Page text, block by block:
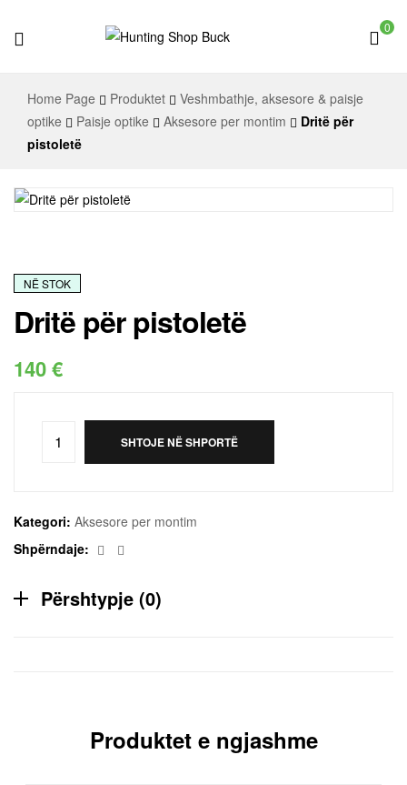
Shop
0
Home Page Produktet
Veshmbathje, aksesore & paisje
optike
Paisje optike Aksesore per montim
Dritë për
pistoletë
NË STOK
Dritë për pistoletë
140€
SHTOJE NË SHPORTË
Kategori: Aksesore per montim
Shpërndaje:
Facebook
Përshtypje (0)
Produktet e ngjashme